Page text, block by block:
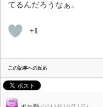
てるんだろうなぁ。
+1
この記事への反応